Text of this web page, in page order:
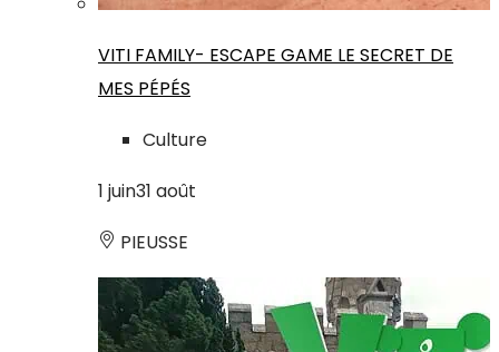
VITI FAMILY- ESCAPE GAME LE SECRET DE
MES PÉPÉS
Culture
1 juin31 août
PIEUSSE